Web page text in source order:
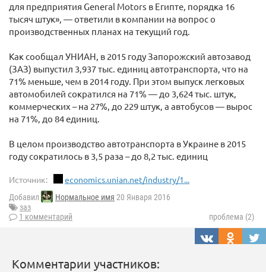
для предприятия General Motors в Египте, порядка 16
тысяч штук», — ответили в компании на вопрос о
производственных планах на текущий год.
Как сообщал УНИАН, в 2015 году Запорожский автозавод
(ЗАЗ) выпустил 3,937 тыс. единиц автотранспорта, что на
71% меньше, чем в 2014 году. При этом выпуск легковых
автомобилей сократился на 71% — до 3,624 тыс. штук,
коммерческих – на 27%, до 229 штук, а автобусов — вырос
на 71%, до 84 единиц.
В целом производство автотранспорта в Украине в 2015
году сократилось в 3,5 раза – до 8,2 тыс. единиц
Источник: economics.unian.net/industry/1...
Добавил Нормальное имя 20 Января 2016
заз
1 комментарий
проблема (2)
Комментарии участников: